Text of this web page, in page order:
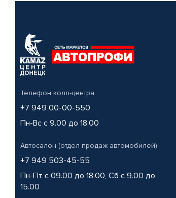
Телефон колл-центра
+7 949 00-00-550
Пн-Вс с 9.00 до 18.00
Автосалон (отдел продаж автомобилей)
+7 949 503-45-55
Пн-Пт с 09.00 до 18.00, Сб с 9.00 до
15.00